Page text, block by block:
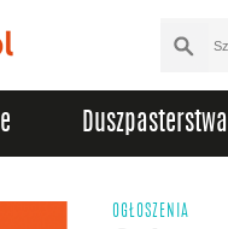
Duszpasterstwa
OGŁOSZENIA